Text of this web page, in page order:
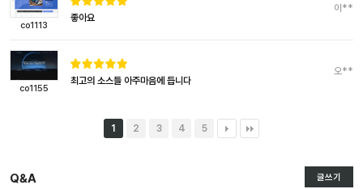
co1113
좋아요
이**
co1155
최고의 소스들 아주마음에 듭니다
오**
1 2 3 4 5
Q&A 글쓰기